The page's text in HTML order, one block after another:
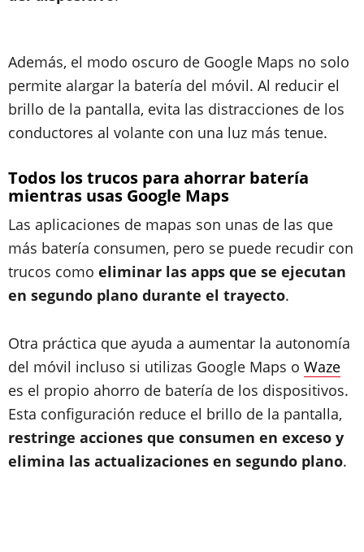
Además, el modo oscuro de Google Maps no solo
permite alargar la batería del móvil. Al reducir el
brillo de la pantalla, evita las distracciones de los
conductores al volante con una luz más tenue.
Todos los trucos para ahorrar batería
mientras usas Google Maps
Las aplicaciones de mapas son unas de las que
más batería consumen, pero se puede recudir con
trucos como eliminar las apps que se ejecutan
en segundo plano durante el trayecto.
Otra práctica que ayuda a aumentar la autonomía
del móvil incluso si utilizas Google Maps o Waze
es el propio ahorro de batería de los dispositivos.
Esta configuración reduce el brillo de la pantalla,
restringe acciones que consumen en exceso y
elimina las actualizaciones en segundo plano.